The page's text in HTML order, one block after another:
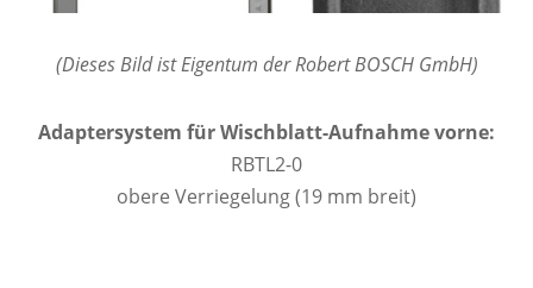
(Dieses Bild ist Eigentum der Robert BOSCH GmbH)
Adaptersystem für Wischblatt-Aufnahme vorne:
RBTL2-0
obere Verriegelung (19 mm breit)